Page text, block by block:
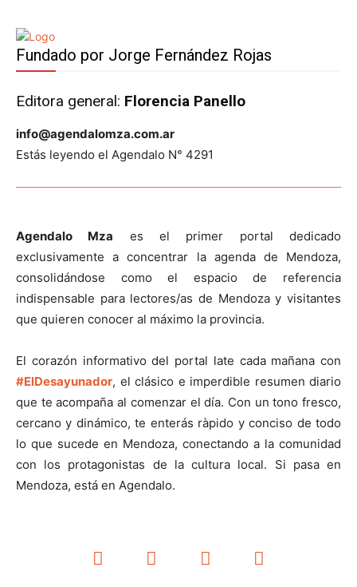
Fundado por Jorge Fernández Rojas
Editora general: Florencia Panello
info@agendalomza.com.ar
Estás leyendo el Agendalo N° 4291
Agendalo Mza es el primer portal dedicado
exclusivamente a concentrar la agenda de Mendoza,
consolidándose como el espacio de referencia
indispensable para lectores/as de Mendoza y visitantes
que quieren conocer al máximo la provincia.
El corazón informativo del portal late cada mañana con
#ElDesayunador, el clásico e imperdible resumen diario
que te acompaña al comenzar el día. Con un tono fresco,
cercano y dinámico, te enterás ràpido y conciso de todo
lo que sucede en Mendoza, conectando a la comunidad
con los protagonistas de la cultura local. Si pasa en
Mendoza, está en Agendalo.